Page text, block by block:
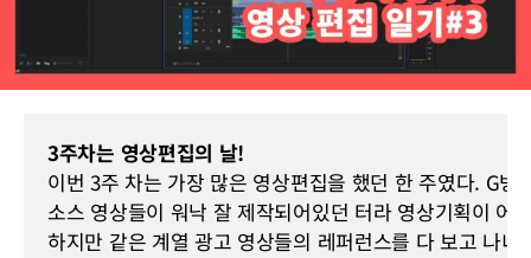
3주차는 영상편집의 날!
이번 3주 차는 가장 많은 영상편집을 했던 한 주였다. G
소스 영상들이 워낙 잘 제작되어있던 터라 영상기획이
하지만 같은 계열 광고 영상들의 레퍼런스를 다 보고 나